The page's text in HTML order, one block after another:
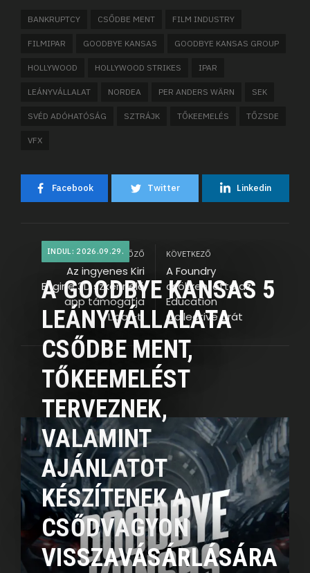
BANKRUPTCY CSŐDBE MENT FILM INDUSTRY
FILMIPAR GOODBYE KANSAS GOODBYE KANSAS GROUP
HOLLYWOOD HOLLYWOOD STRIKES IPAR
LEÁNYVÁLLALAT NORDEA PER ANDERS WÄRN SEK
SVÉD ADÓHATÓSÁG SZTRÁJK TŐKEEMELÉS TŐZSDE
VFX
Facebook Twitter Linkedin
ELŐZŐ
Az ingyenes Kiri
Engine 3D szkennelő
app támogatja
Lidar-t
KÖVETKEZŐ
A Foundry
csökkentette az
Education
Collective árát
INDUL: 2026.09.29.
A GOODBYE KANSAS 5
LEÁNYVÁLLALATA
CSŐDBE MENT,
TŐKEEMELÉST
TERVEZNEK,
VALAMINT
AJÁNLATOT
KÉSZÍTENEK A
CSŐDVAGYON
VISSZAVÁSÁRLÁSÁRA